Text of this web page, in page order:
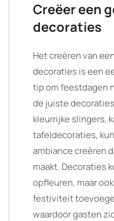
Creëer een
decoraties
Het creëren van
decoraties is een
tip om feestdagen
de juiste
kleurrijke slingers,
tafeldecoraties,
ambiance creëren
maakt. Decoraties
opfleuren, maar
festiviteit
waardoor gasten